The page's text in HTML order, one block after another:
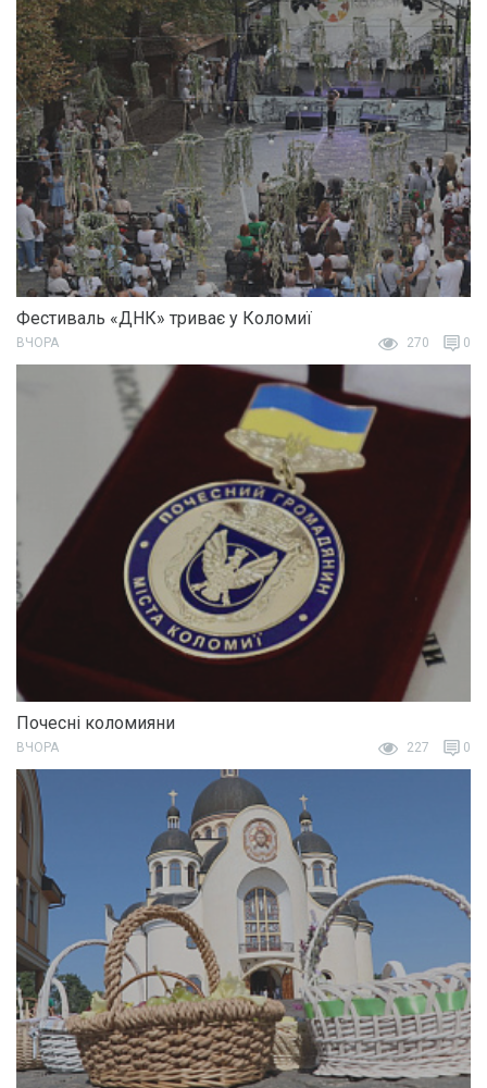
Фестиваль «ДНК» триває у Коломиї
ВЧОРА 270 0
Почесні коломияни
ВЧОРА 227 0